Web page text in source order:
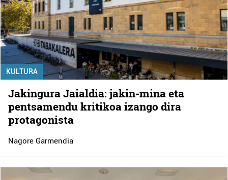
KULTURA
Jakingura Jaialdia: jakin-mina eta
pentsamendu kritikoa izango dira
protagonista
Nagore Garmendia